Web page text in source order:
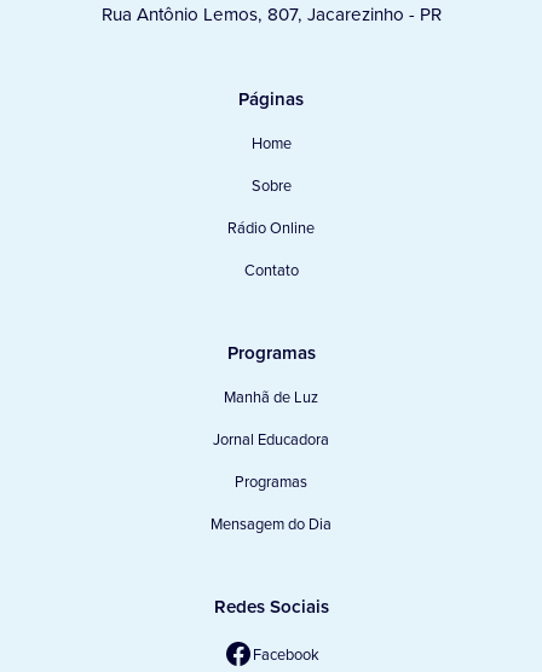
Rua Antônio Lemos, 807, Jacarezinho - PR
Páginas
Home
Sobre
Rádio Online
Contato
Programas
Manhã de Luz
Jornal Educadora
Programas
Mensagem do Dia
Redes Sociais
Facebook